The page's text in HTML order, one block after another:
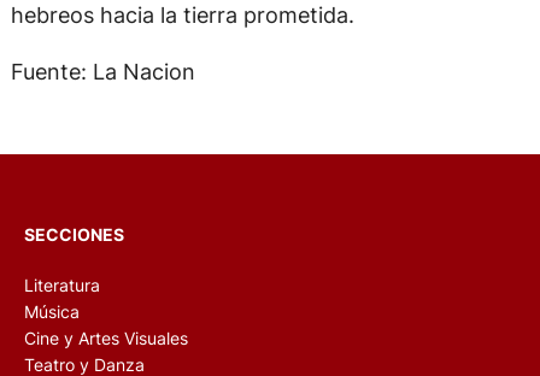
hebreos hacia la tierra prometida.
Fuente: La Nacion
SECCIONES
Literatura
Música
Cine y Artes Visuales
Teatro y Danza